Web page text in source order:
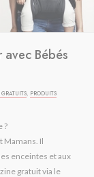
Bébés
, PRODUITS
?
Mamans. Il
enceintes et aux
gratuit via le